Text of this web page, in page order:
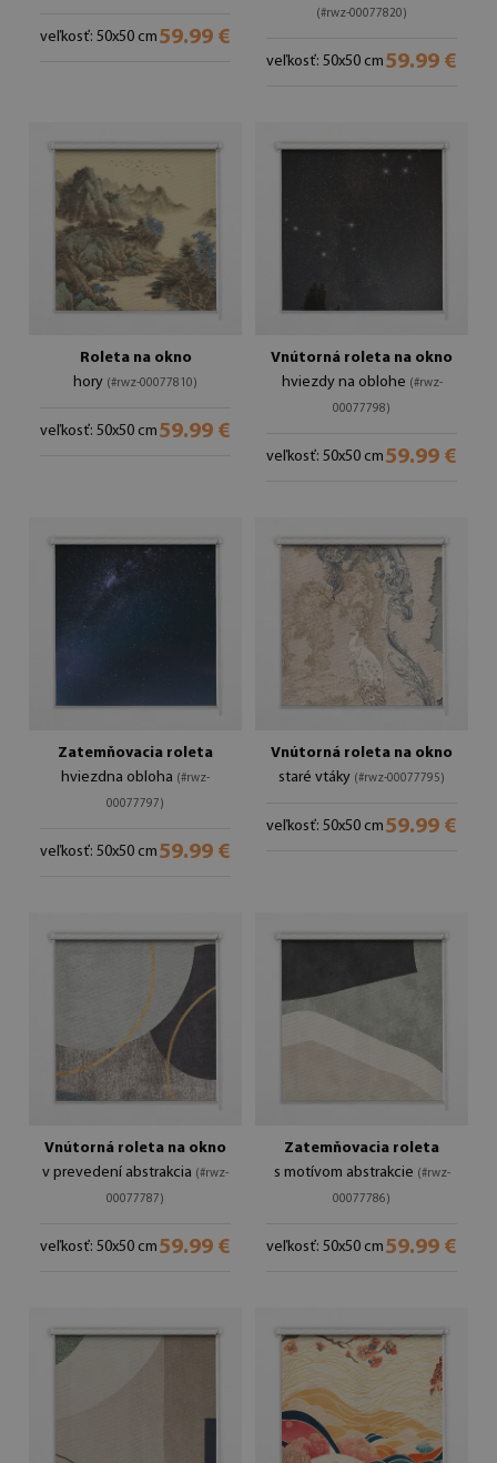
veľkosť: 50x50 cm 59.99 €
(#rwz-00077820)
veľkosť: 50x50 cm 59.99 €
Roleta na okno
hory (#rwz-00077810)
veľkosť: 50x50 cm 59.99 €
Vnútorná roleta na okno
hviezdy na oblohe (#rwz-
00077798)
veľkosť: 50x50 cm 59.99 €
Zatemňovacia roleta
hviezdna obloha (#rwz-
00077797)
veľkosť: 50x50 cm 59.99 €
Vnútorná roleta na okno
staré vtáky (#rwz-00077795)
veľkosť: 50x50 cm 59.99 €
Vnútorná roleta na okno
v prevedení abstrakcia (#rwz-
00077787)
veľkosť: 50x50 cm 59.99 €
Zatemňovacia roleta
s motívom abstrakcie (#rwz-
00077786)
veľkosť: 50x50 cm 59.99 €